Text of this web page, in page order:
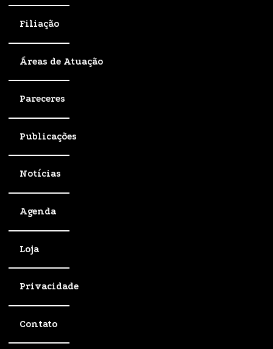
Filiação
Áreas de Atuação
Pareceres
Publicações
Notícias
Agenda
Loja
Privacidade
Contato